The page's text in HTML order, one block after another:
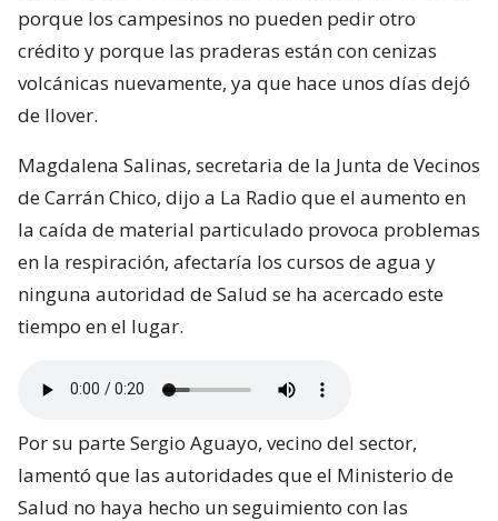
porque los campesinos no pueden pedir otro
crédito y porque las praderas están con cenizas
volcánicas nuevamente, ya que hace unos días dejó
de llover.
Magdalena Salinas, secretaria de la Junta de Vecinos
de Carrán Chico, dijo a La Radio que el aumento en
la caída de material particulado provoca problemas
en la respiración, afectaría los cursos de agua y
ninguna autoridad de Salud se ha acercado este
tiempo en el lugar.
Por su parte Sergio Aguayo, vecino del sector,
lamentó que las autoridades que el Ministerio de
Salud no haya hecho un seguimiento con las